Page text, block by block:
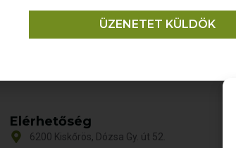
VÁLASZTÁSA
Elérhetőség
6200 Kiskőrös, Dózsa Gy. út 52.
ÜZENETET KÜLDÖK